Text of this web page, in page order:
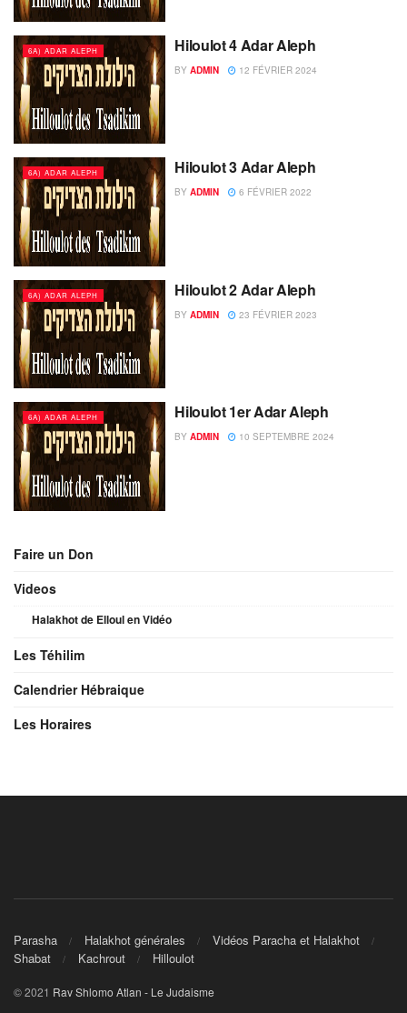
6A) ADAR ALEPH Hiloulot 4 Adar Aleph
BY ADMIN 12 FÉVRIER 2024
6A) ADAR ALEPH Hiloulot 3 Adar Aleph
BY ADMIN 6 FÉVRIER 2022
6A) ADAR ALEPH Hiloulot 2 Adar Aleph
BY ADMIN 23 FÉVRIER 2023
6A) ADAR ALEPH Hiloulot 1er Adar Aleph
BY ADMIN 10 SEPTEMBRE 2024
Faire un Don
Videos
Halakhot de Elloul en Vidéo
Les Téhilim
Calendrier Hébraique
Les Horaires
Parasha Halakhot générales
Vidéos Paracha et Halakhot
Shabat
Kachrout Hilloulot
© 2021 Rav Shlomo Atlan - Le Judaisme